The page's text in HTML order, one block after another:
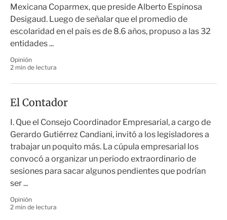
Mexicana Coparmex, que preside Alberto Espinosa
Desigaud. Luego de señalar que el promedio de
escolaridad en el país es de 8.6 años, propuso a las 32
entidades ...
Opinión
2 min de lectura
El Contador
I. Que el Consejo Coordinador Empresarial, a cargo de
Gerardo Gutiérrez Candiani, invitó a los legisladores a
trabajar un poquito más. La cúpula empresarial los
convocó a organizar un periodo extraordinario de
sesiones para sacar algunos pendientes que podrían
ser ...
Opinión
2 min de lectura